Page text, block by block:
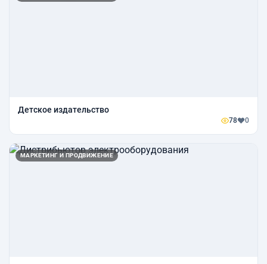
Детское издательство
78 0
МАРКЕТИНГ И ПРОДВИЖЕНИЕ